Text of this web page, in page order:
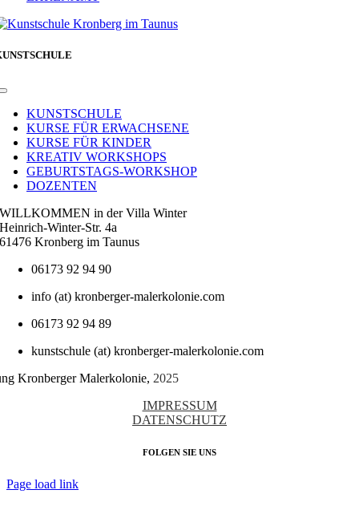
Toggle
NavigationKUNSTSCHULE
KURSE FÜR ERWACHSENE
KURSE FÜR KINDER
KREATIV WORKSHOPS
GEBURTSTAGS-WORKSHOP
DOZENTEN
WILLKOMMEN in der Villa Winter
Heinrich-Winter-Str. 4a
61476 Kronberg im Taunus
06173 92 94 90
info (at) kronberger-malerkolonie.com
06173 92 94 89
kunstschule (at) kronberger-malerkolonie.com
Kronberger Malerkolonie, 2025
IMPRESSUM
DATENSCHUTZ
FOLGEN SIE UNS
Page load link